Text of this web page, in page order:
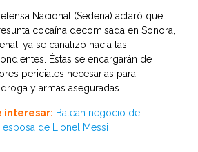
Nacional (Sedena) aclaró que,
cocaína decomisada en Sonora,
ya se canalizó hacia las
Éstas se encargarán de
periciales necesarias para
y armas aseguradas.
interesar: Balean negocio de
de Lionel Messi